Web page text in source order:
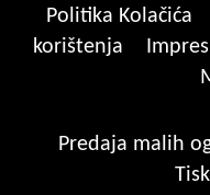
Politika Kolačića
korištenja
Predaja malih